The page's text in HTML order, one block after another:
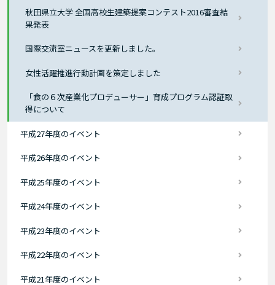
秋田県立大学 全国高校生建築提案コンテスト2016審査結
果発表
国際交流室ニュースを更新しました。
女性活躍推進行動計画を策定しました
「食の６次産業化プロデューサー」育成プログラム認証取
得について
平成27年度のイベント
平成26年度のイベント
平成25年度のイベント
平成24年度のイベント
平成23年度のイベント
平成22年度のイベント
平成21年度のイベント